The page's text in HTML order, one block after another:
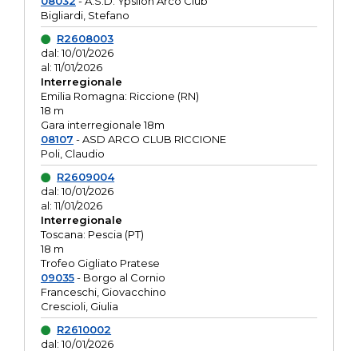
Bigliardi, Stefano
R2608003
dal: 10/01/2026
al: 11/01/2026
Interregionale
Emilia Romagna: Riccione (RN)
18 m
Gara interregionale 18m
08107 - ASD ARCO CLUB RICCIONE
Poli, Claudio
R2609004
dal: 10/01/2026
al: 11/01/2026
Interregionale
Toscana: Pescia (PT)
18 m
Trofeo Gigliato Pratese
09035- Borgo al Cornio
Franceschi, Giovacchino
Crescioli, Giulia
R2610002
dal: 10/01/2026